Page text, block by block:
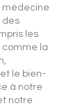
médecine
des
les
comme la
le bien-
à notre
notre